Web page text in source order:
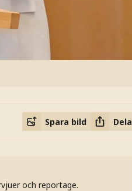
Spara bild Dela
och reportage.